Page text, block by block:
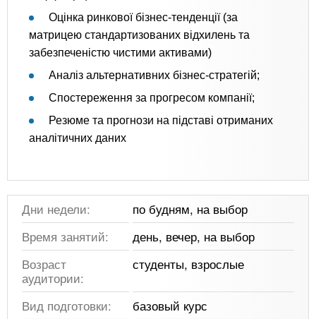
Оцінка ринкової бізнес-тенденції (за
матрицею стандартизованих відхилень та
забезпеченістю чистими активами)
Аналіз альтернативних бізнес-стратегій;
Спостереження за прогресом компанії;
Резюме та прогнози на підставі отриманих
аналітичних даних
Дни недели:
по будням, на выбор
Время занятий:
день, вечер, на выбор
Возраст
аудитории:
студенты, взрослые
Вид подготовки:
базовый курс